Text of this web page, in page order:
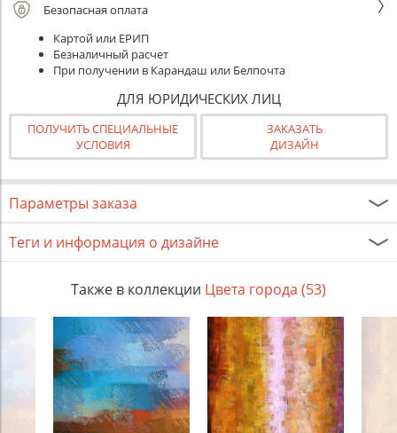
Безопасная оплата
Картой или ЕРИП
Безналичный расчет
При получении в Карандаш или Белпочта
ДЛЯ ЮРИДИЧЕСКИХ ЛИЦ
ПОЛУЧИТЬ СПЕЦИАЛЬНЫЕ
УСЛОВИЯ
ЗАКАЗАТЬ
ДИЗАЙН
Параметры заказа
Теги и информация о дизайне
Также в коллекции Цвета города (53)